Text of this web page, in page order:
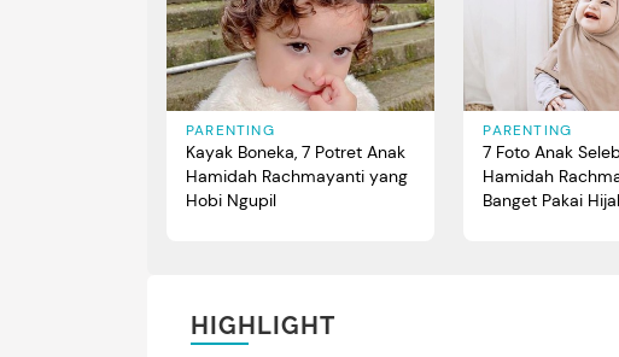
PARENTING
Kayak Boneka, 7 Potret Anak
Hamidah Rachmayanti yang
Hobi Ngupil
PARENTING
7 Foto Anak
Hamidah
Banget Pakai
HIGHLIGHT